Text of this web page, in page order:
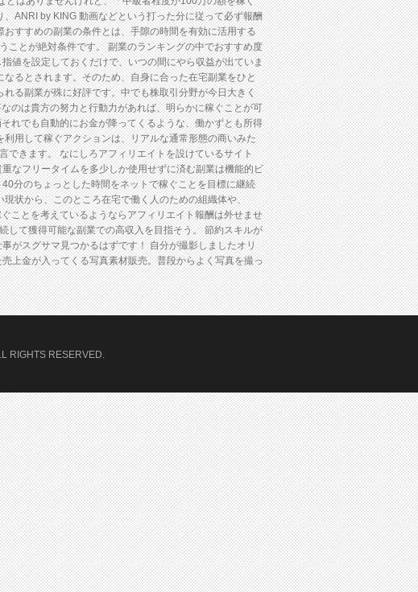
ANRI by KING 動画などという打った分に従って必ず報酬
すすめの副業の条件とは、手隙の時間を有効に活用する
ことが絶対条件です。 副業のランキングの中でおすすめ度
値を設定しておくだけで、いつの間にやら収益が出ていま
るとされます。そのため、自身に合った在宅副業をひと
る副業が殊に好評です。中でも株取引分野が今日大きく
のは貴方の努力と行動力があれば、明らかに稼ぐことが可
れでも自動的にお金が降ってくるような、働かずとも所得
用して稼ぐアクションは、リアルな通常形態の商いみた
できます。 なにしろアフィリエイトを設けているサイト
なフリータイムを多少しか使用せずに済む副業は機能的ビ
分のちょっとした時間をネットで稼ぐことを目標に継続
状から、このところ在宅で働く人のための組織体や、
ことを考えているようならアフィリエイト報酬は外せませ
して獲得可能な副業での高収入を目指そう。 節約スキルが
がスグサマ見つかるはずです！ 自分が撮影しましたオリ
上金が入ってくる写真素材販売。普段からよく写真を撮っ
RIGHTS RESERVED.